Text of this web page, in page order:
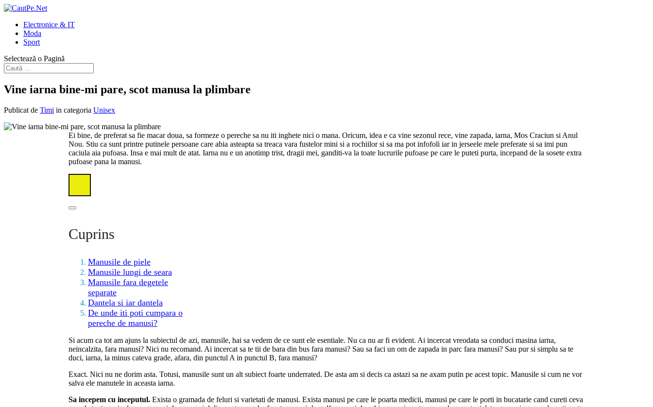
Electronice & IT
Moda
Sport
Selectează o Pagină
Vine iarna bine-mi pare, scot manusa la plimbare
Publicat de Timi in categoria Unisex
Ei bine, de preferat sa fie macar doua, sa formeze o pereche sa nu iti inghete nici o mana. Oricum, idea e ca vine sezonul rece, vine zapada, iarna, Mos Craciun si Anul
Nou. Stiu ca sunt printre putinele persoane care abia asteapta sa treaca vara fustelor mini si a rochiilor si sa ma pot infofoli iar in jerseele mele preferate si sa imi pun
caciula aia pufoasa. Insa e mai mult de atat. Iarna nu e un anotimp trist, dragii mei, ganditi-va la toate lucrurile pufoase pe care le puteti purta, incepand de la sosete extra
pufoase pana la manusi.
Cuprins
Manusile de piele
Manusile lungi de seara
Manusile fara degetele
separate
Dantela si iar dantela
De unde iti poti cumpara o
pereche de manusi?
Si acum ca tot am ajuns la subiectul de azi, manusile, hai sa vedem de ce sunt ele esentiale. Nu ca nu ar fi evident. Ai incercat vreodata sa conduci masina iarna,
neincalzita, fara manusi? Nici nu recomand. Ai incercat sa te tii de bara din bus fara manusi? Sau sa faci un om de zapada in parc fara manusi? Sau pur si simplu sa te
duci, iarna, la minus cateva grade, afara, din punctul A in punctul B, fara manusi?
Exact. Nici nu ne dorim asta. Totusi, manusile sunt un alt subiect foarte underrated. De asta am si decis ca astazi sa ne axam putin pe acest topic. Manusile si cum ne vor
salva ele manutele in aceasta iarna.
Sa incepem cu inceputul.Exista o gramada de feluri si varietati de manusi. Exista manusi pe care le poarta medicii, manusi pe care le porti in bucatarie cand cureti ceva